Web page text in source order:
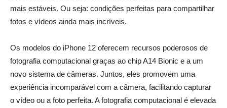
mais estáveis. Ou seja: condições perfeitas para compartilhar
fotos e vídeos ainda mais incríveis.
Os modelos do iPhone 12 oferecem recursos poderosos de
fotografia computacional graças ao chip A14 Bionic e a um
novo sistema de câmeras. Juntos, eles promovem uma
experiência incomparável com a câmera, facilitando capturar
o vídeo ou a foto perfeita. A fotografia computacional é elevada